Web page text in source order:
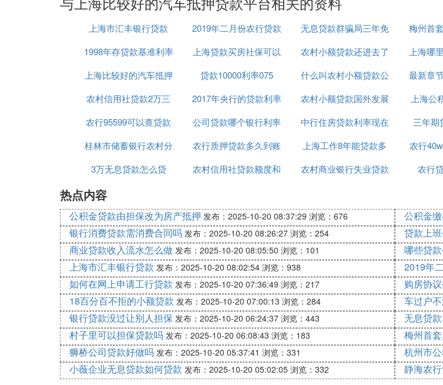
上海市汇丰银行贷款
2019年二月份农行贷款
利率
无息贷款群骗局三年免
息
梅州首
1998年存贷款基准利率
上海贷款买房社保可以
补交吗
农村小额贷款还进去了
还可以再贷吗
上海哪
上海比较好的汽车抵押
贷款平台
贷款10000利率075
什么叫农村小额贷款公
司有哪些
最新章
农村信用社贷款2万三
年还利率多少
2017年央行的贷款利率
农村小额贷款国外发展
趋势
上海公
农行95599可以查贷款
进度吗
公司贷款哪个银行利率
低
中行住房贷款利率现在
多少2020年
三年期
桂林市储蓄银行农村分
行贷款
农行质押贷款多久到账
上海工作8年能贷款多
少
农行
3万无息贷款怎么贷
农村信用社贷款额度和
农村商业银行失业贷款
农行
热点内容
公积金贷款由担保改为房产抵押 发布：2025-10-20 08:37:29 浏览：676 公积金
银行消费贷款需消费合同吗 发布：2025-10-20 08:26:27 浏览：254 贷款上
商业贷款收入流水怎么做 发布：2025-10-20 08:05:50 浏览：101 哪些贷
上海市汇丰银行贷款 发布：2025-10-20 08:02:54 浏览：938 2019年
如何在网上申请工行贷款 发布：2025-10-20 07:36:49 浏览：217 购房协
18百分百不拒的小额贷款 发布：2025-10-20 07:00:13 浏览：284 车过户
银行贷款没过让别人担保 发布：2025-10-20 06:24:37 浏览：443 无息贷
村子里可以担保贷款吗 发布：2025-10-20 06:08:43 浏览：183 梅州首
狮桥公司贷款好做吗 发布：2025-10-20 05:37:41 浏览：331 杭州市
小薇企业无息贷款如何贷款 发布：2025-10-20 05:02:05 浏览：332 静海农